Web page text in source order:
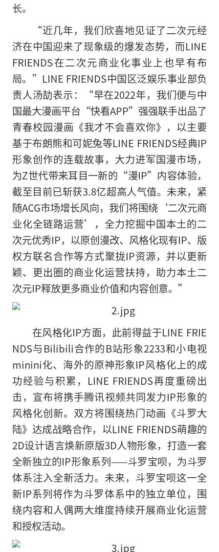
长。
“近几年，我们欣喜地见证了二次元经
济在中国迎来了现象级的爆发态势，而LINE
FRIENDS在二次元商业化事业上也早有布
局。”LINE FRIENDS中国区泛娱乐事业部负
责人汤劼表示：“早在2022年，我们便与中
国最大漫画平台“快看APP”强强联手出品了
青春校园漫画《我才不会喜欢你》，以主要
基于布朗熊和可妮兔等LINE FRIENDS经典IP
形象创作的连载故事，大力进军国漫市场，
为Z世代带来耳目一新的“漫IP”内容体验，
截至目前已斩获3.8亿超高人气值。未来，紧
随ACG市场增长风向，我们将围绕‘二次元商
业化全链路运营’，全力挖掘中国本土的二
次元优秀IP，以原创漫改、风格化现有IP、版
权方联名合作等方式聚拢IP资源，并以更新
颖、更出圈的商业化运营扶持，助力本土二
次元IP释放更多商业价值和内容创意。”
在风格化IP方面，此前得益于LINE FRIE
NDS与Bilibili合作的B站形象2233和小电视
minini化、海外的原神形象IP风格化上的成
功经验与积累，LINE FRIENDS再度重磅出
击，宣布将携手腾讯视频共同发力IP形象的
风格化创新。双方将围绕热门动画《斗罗大
陆》达成战略合作，以LINE FRIENDS萌趣的
2D设计语言焕新原版3D人物形象，打造一套
全新独立的IP形象系列——斗罗宝呗，为斗罗
体系注入全新活力。未来，斗罗宝呗这一全
新IP系列将作为斗罗体系中的独立单位，围
绕内容和人偶两大维度持续开展商业化运营
和授权活动。